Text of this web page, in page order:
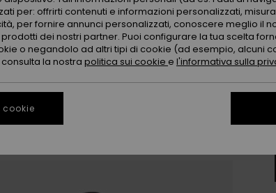
per: offrirti contenuti e informazioni personalizzati,
per fornire annunci personalizzati, conoscere meglio il
dei nostri partner. Puoi configurare la tua scelta
o negandolo ad altri tipi di cookie (ad esempio, alcuni
la nostra politica sui cookie e l'informativa sulla